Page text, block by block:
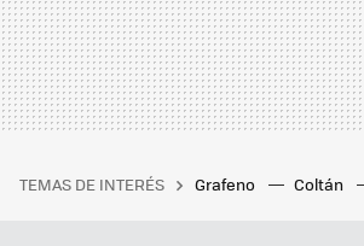
TEMAS DE INTERÉS Grafeno Coltán